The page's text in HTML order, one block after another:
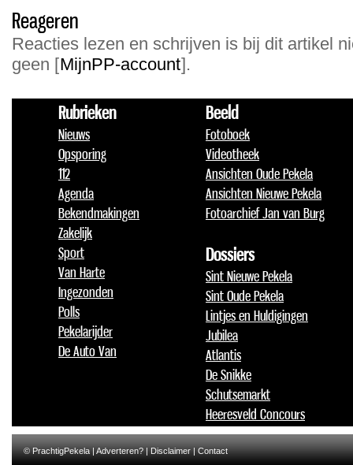
Reageren
Reacties lezen en schrijven is bij dit artikel
geen [MijnPP-account].
Rubrieken
Nieuws
Opsporing
112
Agenda
Bekendmakingen
Zakelijk
Sport
Van Harte
Ingezonden
Polls
Pekelarijder
De Auto Van
Beeld
Fotoboek
Videotheek
Ansichten Oude Pekela
Ansichten Nieuwe Pekela
Fotoarchief Jan van Burg
Dossiers
Sint Nieuwe Pekela
Sint Oude Pekela
Lintjes en Huldigingen
Jubilea
Atlantis
De Snikke
Schutsemarkt
Heeresveld Concours
© PrachtigPekela |Adverteren?|Disclaimer|Contact